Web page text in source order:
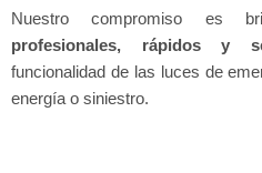
Nuestro compromiso es
profesionales, rápidos y
funcionalidad de las luces de
energía o siniestro.